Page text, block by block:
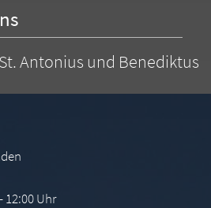
Antonius und Benediktus
12:00 Uhr